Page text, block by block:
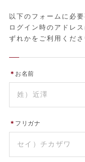
以下のフォームに必
ログイン時のアドレ
ずれかをご利用くださ
＊ お名前
＊ フリガナ